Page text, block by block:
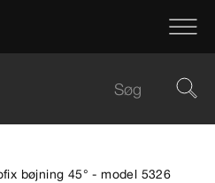
bøjning 45° - model 5326